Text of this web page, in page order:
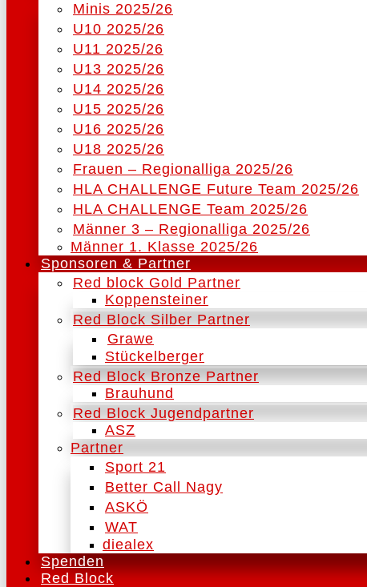
Minis 2025/26
U10 2025/26
U11 2025/26
U13 2025/26
U14 2025/26
U15 2025/26
U16 2025/26
U18 2025/26
Frauen – Regionalliga 2025/26
HLA CHALLENGE Future Team 2025/26
HLA CHALLENGE Team 2025/26
Männer 3 – Regionalliga 2025/26
Männer 1. Klasse 2025/26
Sponsoren & Partner
Red block Gold Partner
Koppensteiner
Red Block Silber Partner
Grawe
Stückelberger
Red Block Bronze Partner
Brauhund
Red Block Jugendpartner
ASZ
Partner
Sport 21
Better Call Nagy
ASKÖ
WAT
diealex
Spenden
Red Block